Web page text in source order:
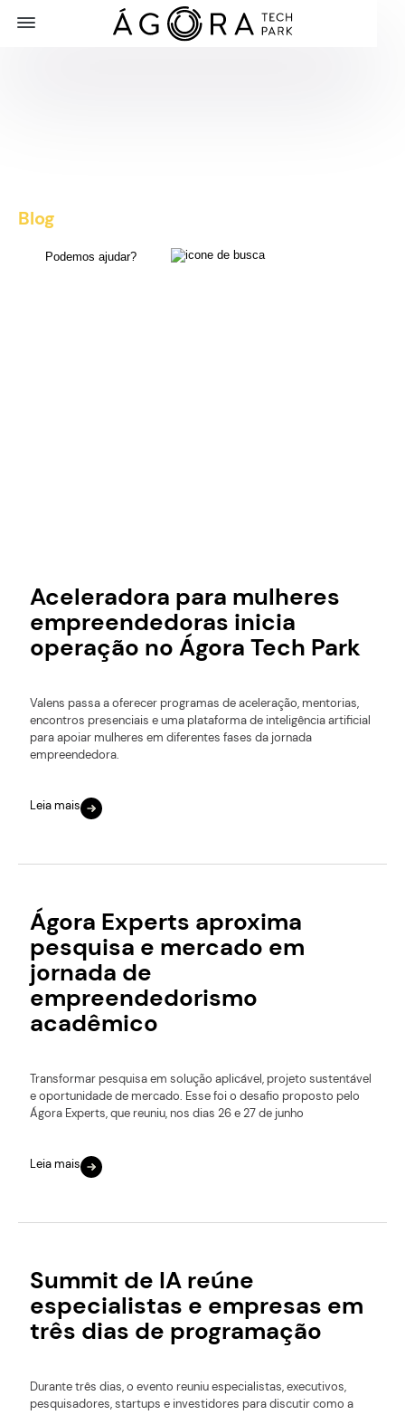
Blog
Aceleradora para mulheres
empreendedoras inicia
operação no Ágora Tech Park
Valens passa a oferecer programas de aceleração, mentorias,
encontros presenciais e uma plataforma de inteligência artificial
para apoiar mulheres em diferentes fases da jornada
empreendedora.
Leia mais
Ágora Experts aproxima
pesquisa e mercado em
jornada de
empreendedorismo
acadêmico
Transformar pesquisa em solução aplicável, projeto sustentável
e oportunidade de mercado. Esse foi o desafio proposto pelo
Ágora Experts, que reuniu, nos dias 26 e 27 de junho
Leia mais
Summit de IA reúne
especialistas e empresas em
três dias de programação
Durante três dias, o evento reuniu especialistas, executivos,
pesquisadores, startups e investidores para discutir como a